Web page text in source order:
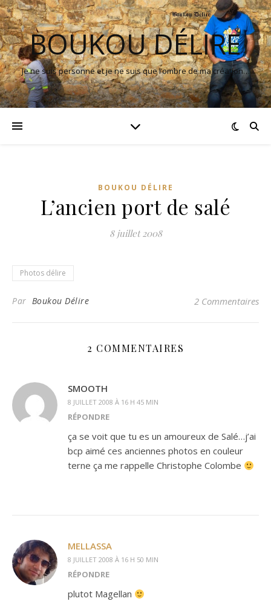
BOUKOU DÉLIRE
Je ne suis personne et je ne suis que l’ombre de ma création…
BOUKOU DÉLIRE
L’ancien port de salé
8 juillet 2008
Photos délire
Par Boukou Délire 2 Commentaires
2 COMMENTAIRES
SMOOTH
8 JUILLET 2008 À 16 H 45 MIN
RÉPONDRE
ça se voit que tu es un amoureux de Salé…j’ai
bcp aimé ces anciennes photos en couleur
terne ça me rappelle Christophe Colombe
MELLASSA
8 JUILLET 2008 À 16 H 50 MIN
RÉPONDRE
plutot Magellan